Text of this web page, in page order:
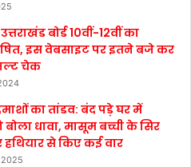
बोर्ड 10वीं-12वीं का
इस वेबसाइट पर इतने बजे कर
चेक
का तांडव: बंद पड़े घर में
बोला धावा, मासूम बच्ची के सिर
हथियार से किए कई वार